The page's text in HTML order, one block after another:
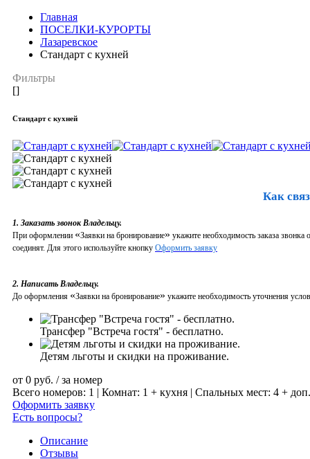
Главная
ПОСЕЛКИ-КУРОРТЫ
Лазаревское
Стандарт с кухней
Фильтры
[]
Стандарт с кухней
Как
1. Заказать звонок Владельцу.
При оформлении «Заявки на бронирование» укажите необходимость заказа звонка
соединят. Для этого используйте кнопку Оформить заявку
2. Написать Владельцу.
До оформления «Заявки на бронирование» укажите необходимость уточнения
Трансфер "Встреча гостя" - бесплатно.
Детям льготы и скидки на проживание.
от 0 руб. / за номер
Всего номеров: 1 | Комнат: 1 + кухня | Спальных мест: 4 +
Оформить заявку
Есть вопросы?
Описание
Отзывы